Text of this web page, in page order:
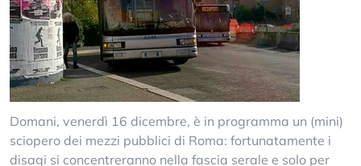
Domani, venerdì 16 dicembre, è in programma un (mini)
sciopero dei mezzi pubblici di Roma: fortunatamente i
disagi si concentreranno nella fascia serale e solo per